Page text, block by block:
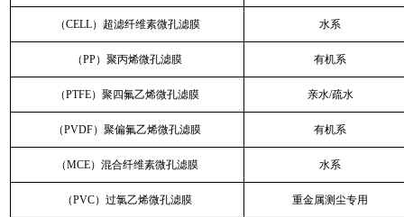
（CELL）超滤纤维素微孔滤膜 水系
（PP）聚丙烯微孔滤膜 有机系
（PTFE）聚四氟乙烯微孔滤膜 亲水/疏水
（PVDF）聚偏氟乙烯微孔滤膜 有机系
（MCE）混合纤维素微孔滤膜 水系
（PVC）过氯乙烯微孔滤膜 重金属测尘专用